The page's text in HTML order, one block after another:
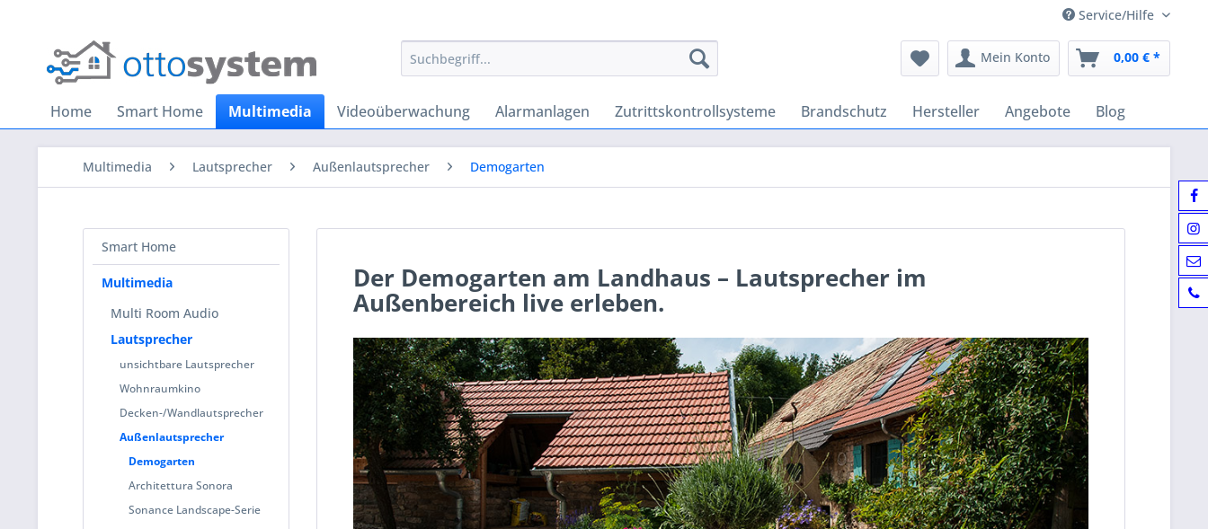
Service/Hilfe
Mein Konto 0,00 € *
Home Smart Home Multimedia Videoüberwachung Alarmanlagen Zutrittskontrollsysteme Brandschutz Hersteller Angebote Blog
Multimedia Lautsprecher Außenlautsprecher Demogarten
Smart Home
Multimedia
Multi Room Audio
Lautsprecher
unsichtbare Lautsprecher
Wohnraumkino
Decken-/Wandlautsprecher
Außenlautsprecher
Demogarten
Architettura Sonora
Sonance Landscape-Serie
Der Demogarten am Landhaus – Lautsprecher im
Außenbereich live erleben.